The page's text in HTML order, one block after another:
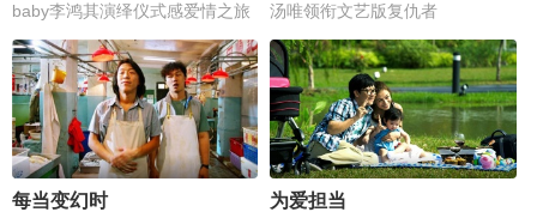
baby李鸿其演绎仪式感爱情之旅 汤唯领衔文艺版复仇者
每当变幻时 为爱担当